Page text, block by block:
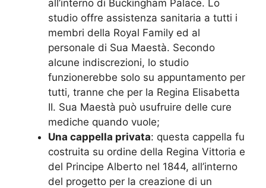
all’interno di Buckingham Palace. Lo
studio offre assistenza sanitaria a tutti i
membri della Royal Family ed al
personale di Sua Maestà. Secondo
alcune indiscrezioni, lo studio
funzionerebbe solo su appuntamento per
tutti, tranne che per la Regina Elisabetta
II. Sua Maestà può usufruire delle cure
mediche quando vuole;
Una cappella privata: questa cappella fu
costruita su ordine della Regina Vittoria e
del Principe Alberto nel 1844, all’interno
del progetto per la creazione di un